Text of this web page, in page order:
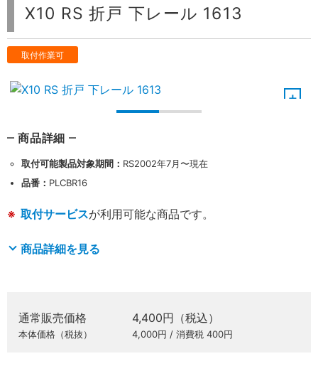
X10 RS 折戸 下レール 1613
取付作業可
商品詳細
取付可能製品対象期間： RS2002年7月〜現在
品番： PLCBR16
取付サービスが利用可能な商品です。
商品詳細を見る
通常販売価格 4,400円（税込）
本体価格（税抜） 4,000円 / 消費税 400円